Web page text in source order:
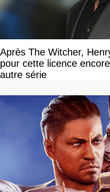
Après The Witcher,
pour cette licence
autre série